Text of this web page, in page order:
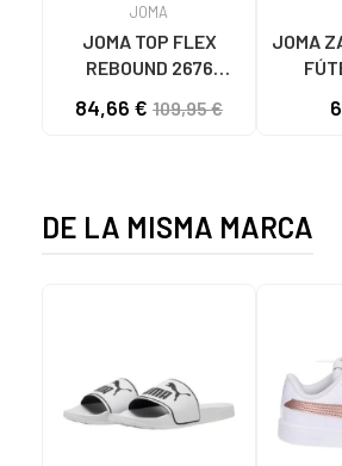
JOMA
JOMA TOP FLEX
REBOUND 2676
MULTICOLOR
84,66 € 109,95 €
JOMA
DE LA MISMA MARCA